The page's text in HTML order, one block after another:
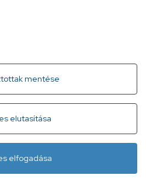
mentése
elutasítása
elfogadása
Kapcsolat
(normál díjas, 8:00-20:00 között
hívható)